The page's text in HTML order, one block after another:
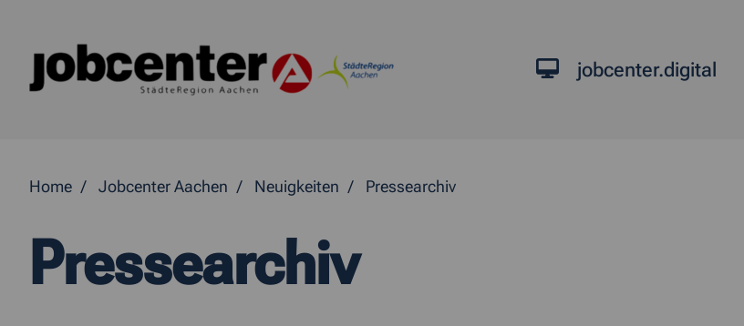
jobcenter.digital
Home Jobcenter Aachen Neuigkeiten Pressearchiv
Pressearchiv